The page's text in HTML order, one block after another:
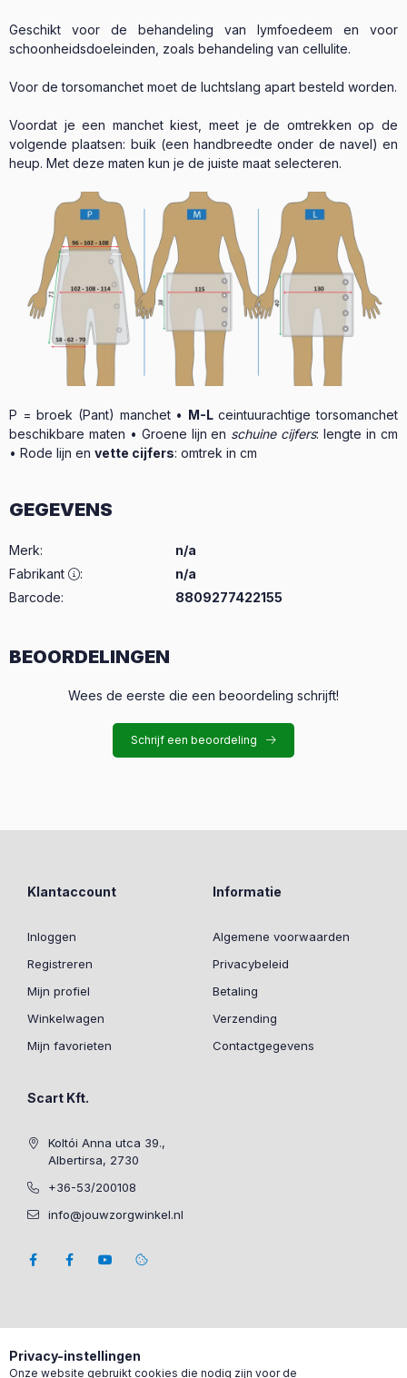
Geschikt voor de behandeling van lymfoedeem en voor
schoonheidsdoeleinden, zoals behandeling van cellulite.
Voor de torsomanchet moet de luchtslang apart besteld worden.
Voordat je een manchet kiest, meet je de omtrekken op de
volgende plaatsen: buik (een handbreedte onder de navel) en
heup. Met deze maten kun je de juiste maat selecteren.
P = broek (Pant) manchet • M-Lceintuurachtige torsomanchet
beschikbare maten • Groene lijn en schuine cijfers: lengte in cm
• Rode lijn en vette cijfers: omtrek in cm
GEGEVENS
Merk:
n/a
Fabrikant
:
n/a
Barcode:
8809277422155
BEOORDELINGEN
Wees de eerste die een beoordeling schrijft!
Schrijf een beoordeling
Klantaccount
Inloggen
Registreren
Mijn profiel
Winkelwagen
Mijn favorieten
Informatie
Algemene voorwaarden
Privacybeleid
Betaling
Verzending
Contactgegevens
Scart Kft.
Koltói Anna utca 39.,
Albertirsa, 2730
+36-53/200108
info@jouwzorgwinkel.nl
Privacy-instellingen
Onze website gebruikt cookies die nodig zijn voor de